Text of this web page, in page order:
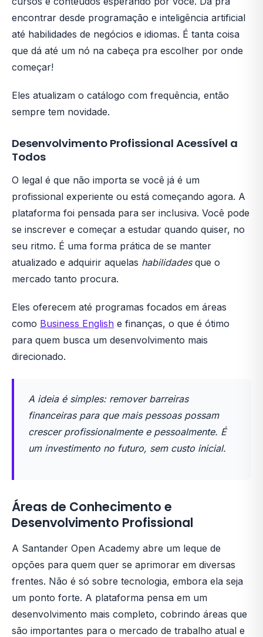
encontrar desde programação e inteligência artificial
até habilidades de negócios e idiomas. É tanta coisa
que dá até um nó na cabeça pra escolher por onde
começar!
Eles atualizam o catálogo com frequência, então
sempre tem novidade.
Desenvolvimento Profissional Acessível a
Todos
O legal é que não importa se você já é um
profissional experiente ou está começando agora. A
plataforma foi pensada para ser inclusiva. Você pode
se inscrever e começar a estudar quando quiser, no
seu ritmo. É uma forma prática de se manter
atualizado e adquirir aquelas habilidadesque o
mercado tanto procura.
Eles oferecem até programas focados em áreas
como Business English e finanças, o que é ótimo
para quem busca um desenvolvimento mais
direcionado.
A ideia é simples: remover barreiras
financeiras para que mais pessoas possam
crescer profissionalmente e pessoalmente. É
um investimento no futuro, sem custo inicial.
Áreas de Conhecimento e
Desenvolvimento Profissional
A Santander Open Academy abre um leque de
opções para quem quer se aprimorar em diversas
frentes. Não é só sobre tecnologia, embora ela seja
um ponto forte. A plataforma pensa em um
desenvolvimento mais completo, cobrindo áreas que
são importantes para o mercado de trabalho atual e